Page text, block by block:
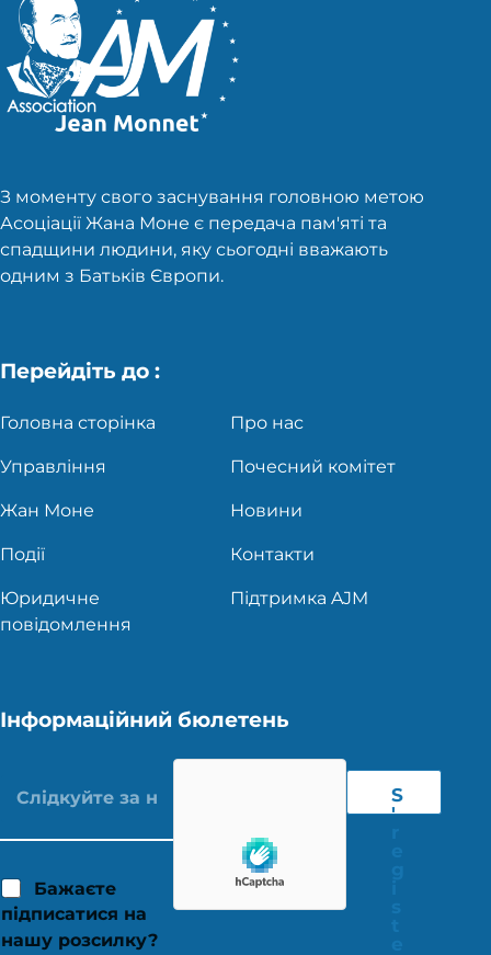
З моменту свого заснування головною метою
Асоціації Жана Моне є передача пам'яті та
спадщини людини, яку сьогодні вважають
одним з Батьків Європи.
Перейдіть до :
Головна сторінка Про нас
Управління Почесний комітет
Жан Моне Новини
Події Контакти
Юридичне
повідомлення
Підтримка AJM
Інформаційний бюлетень
Бажаєте
підписатися на
нашу розсилку?
S
'